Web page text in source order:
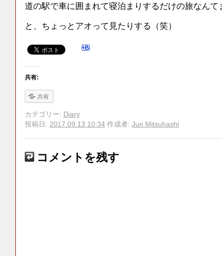
道の駅で車に囲まれて寝泊まりするだけの旅なんて
と、ちょっとアオって見たりする（笑）
共有:
共有
カテゴリー: Diary
投稿日: 2017.09.13 10:34 作成者: Jun Mitsuhashi
コメントを残す